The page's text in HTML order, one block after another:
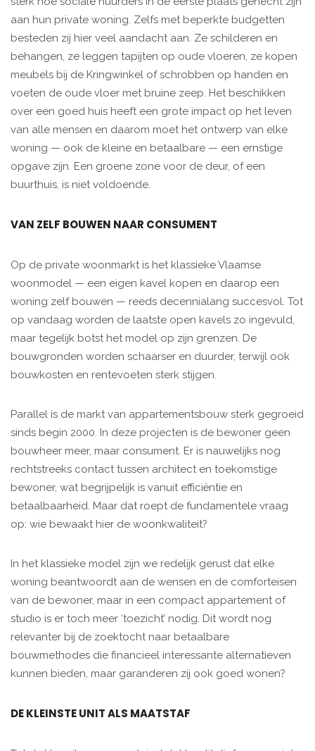
aan hun private woning. Zelfs met beperkte budgetten
besteden zij hier veel aandacht aan. Ze schilderen en
behangen, ze leggen tapijten op oude vloeren, ze kopen
meubels bij de Kringwinkel of schrobben op handen en
voeten de oude vloer met bruine zeep. Het beschikken
over een goed huis heeft een grote impact op het leven
van alle mensen en daarom moet het ontwerp van elke
woning — ook de kleine en betaalbare — een ernstige
opgave zijn. Een groene zone voor de deur, of een
buurthuis, is niet voldoende.
VAN ZELF BOUWEN NAAR CONSUMENT
Op de private woonmarkt is het klassieke Vlaamse
woonmodel — een eigen kavel kopen en daarop een
woning zelf bouwen — reeds decennialang succesvol. Tot
op vandaag worden de laatste open kavels zo ingevuld,
maar tegelijk botst het model op zijn grenzen. De
bouwgronden worden schaarser en duurder, terwijl ook
bouwkosten en rentevoeten sterk stijgen.
Parallel is de markt van appartementsbouw sterk gegroeid
sinds begin 2000. In deze projecten is de bewoner geen
bouwheer meer, maar consument. Er is nauwelijks nog
rechtstreeks contact tussen architect en toekomstige
bewoner, wat begrijpelijk is vanuit efficiëntie en
betaalbaarheid. Maar dat roept de fundamentele vraag
op: wie bewaakt hier de woonkwaliteit?
In het klassieke model zijn we redelijk gerust dat elke
woning beantwoordt aan de wensen en de comforteisen
van de bewoner, maar in een compact appartement of
studio is er toch meer ‘toezicht’ nodig. Dit wordt nog
relevanter bij de zoektocht naar betaalbare
bouwmethodes die financieel interessante alternatieven
kunnen bieden, maar garanderen zij ook goed wonen?
DE KLEINSTE UNIT ALS MAATSTAF